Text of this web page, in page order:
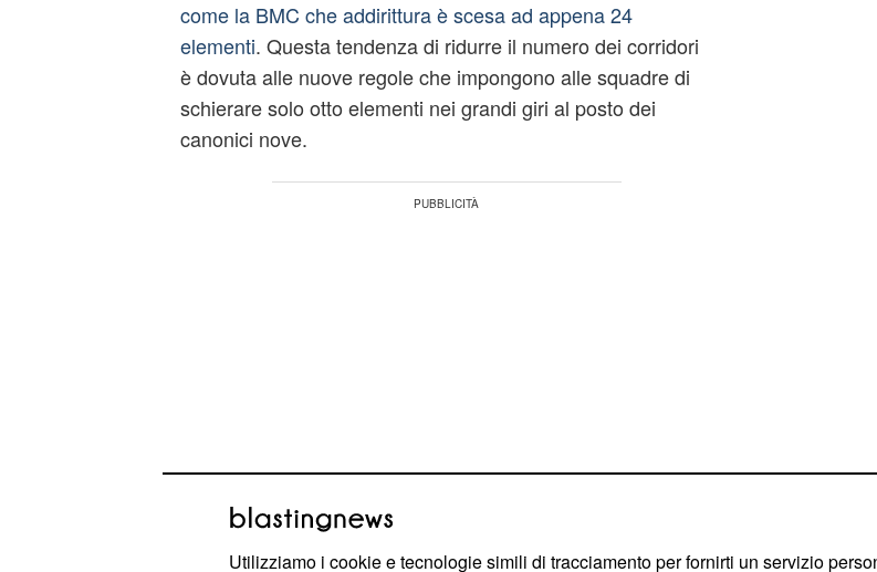
come la BMC che addirittura è scesa ad appena 24
elementi. Questa tendenza di ridurre il numero dei corridori
è dovuta alle nuove regole che impongono alle squadre di
schierare solo otto elementi nei grandi giri al posto dei
canonici nove.
Utilizziamo i cookie e tecnologie simili di tracciamento per fornirti un servizio